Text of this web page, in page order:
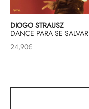
DIOGO STRAUSZ
DANCE PARA SE SALVAR
24,90€